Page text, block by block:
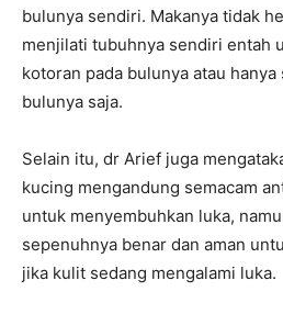
bulunya sendiri. Makanya tidak
menjilati tubuhnya sendiri entah
kotoran pada bulunya atau
bulunya saja.
Selain itu, dr Arief juga
kucing mengandung semacam
untuk menyembuhkan luka,
sepenuhnya benar dan aman
jika kulit sedang mengalami luka.